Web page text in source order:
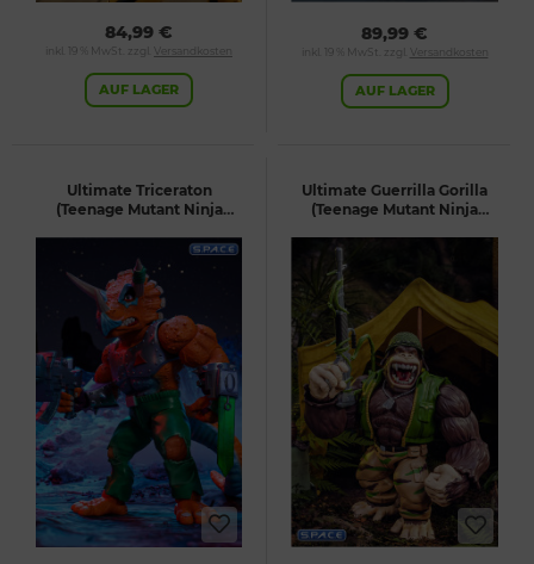
84,99 €
inkl. 19 % MwSt. zzgl. Versandkosten
AUF LAGER
89,99 €
inkl. 19 % MwSt. zzgl. Versandkosten
AUF LAGER
Ultimate Triceraton
(Teenage Mutant Ninja
Ultimate Guerrilla Gorilla
(Teenage Mutant Ninja